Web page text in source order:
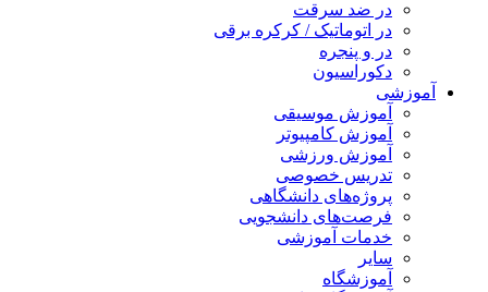
در ضد سرقت
در اتوماتیک / کرکره برقی
در و پنجره
دکوراسیون
آموزشی
آموزش موسیقی
آموزش کامپیوتر
آموزش ورزشی
تدریس خصوصی
پروژه‌های دانشگاهی
فرصت‌های دانشجویی
خدمات آموزشی
سایر
آموزشگاه